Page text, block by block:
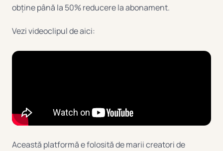
obține până la 50% reducere la abonament.
Vezi videoclipul de aici:
Această platformă e folosită de marii creatori de